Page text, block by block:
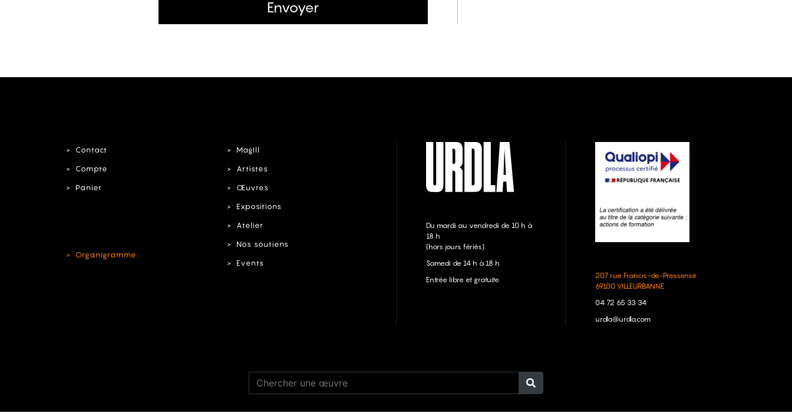
Envoyer
Contact
Compte
Panier
Organigramme
MagIII
Artistes
Œuvres
Expositions
Atelier
Nos soutiens
Events
Du mardi au vendredi de 10 h à
18 h
(hors jours fériés)
Samedi de 14 h à 18 h
Entrée libre et gratuite
207 rue Francis-de-Pressensé
69100 VILLEURBANNE
04 72 65 33 34
urdla@urdla.com